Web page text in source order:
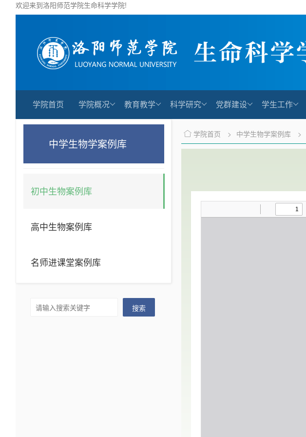
欢迎来到洛阳师范学院生命科学学院!
学院首页 学院概况 教育教学 科学研究 党群建设 学生工作
中学生物学案例库
初中生物案例库
高中生物案例库
名师进课堂案例库
搜索
学院首页 > 中学生物学案例库 >